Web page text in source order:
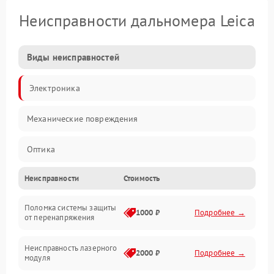
Неисправности дальномера Leica
Виды неисправностей
Электроника
Механические повреждения
Оптика
Неисправности Стоимость
Поломка системы защиты
от перенапряжения
1000 ₽ Подробнее →
Неисправность лазерного
модуля
2000 ₽ Подробнее →